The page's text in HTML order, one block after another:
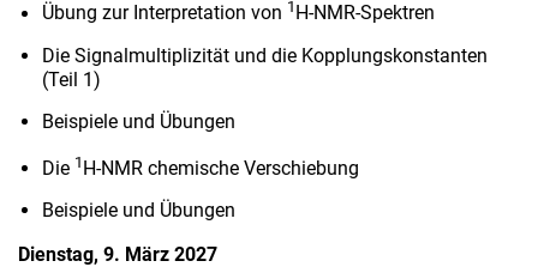
Übung zur Interpretation von 1 H-NMR-Spektren
Die Signalmultiplizität und die Kopplungskonstanten
(Teil 1)
Beispiele und Übungen
Die 1 H-NMR chemische Verschiebung
Beispiele und Übungen
Dienstag, 9. März 2027